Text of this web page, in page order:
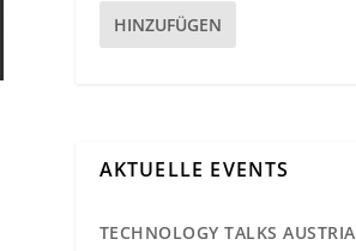
HINZUFÜGEN
AKTUELLE EVENTS
TECHNOLOGY TALKS AUSTRIA